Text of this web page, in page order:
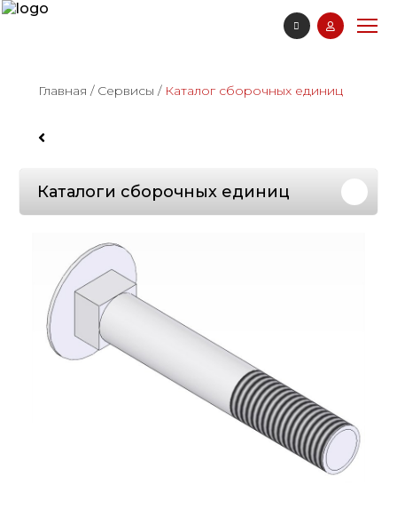
Главная / Сервисы / Каталог сборочных единиц
Каталоги сборочных единиц